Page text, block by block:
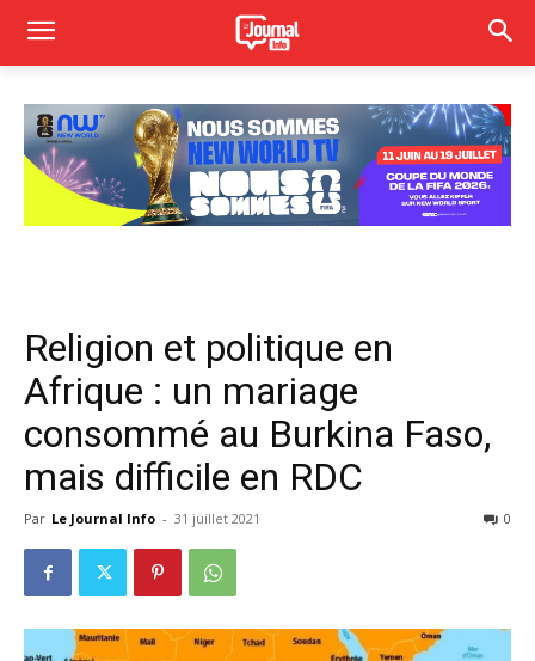
Religion et politique en
Afrique : un mariage
consommé au Burkina Faso,
mais difficile en RDC
Par Le Journal Info - 31 juillet 2021 0